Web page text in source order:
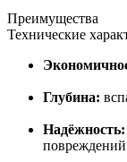
Преимущества
Технические
Глубина:
Надёжность:
повреждений